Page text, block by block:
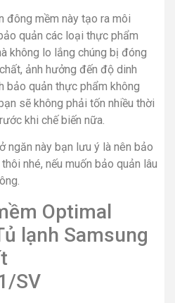
đông mềm này tạo ra môi
quản các loại thực phẩm
không lo lắng chúng bị đóng
ảnh hưởng đến độ dinh
bảo quản thực phẩm không
sẽ không phải tốn nhiều thời
khi chế biến nữa.
ngăn này bạn lưu ý là nên bảo
nhé, nếu muốn bảo quản lâu